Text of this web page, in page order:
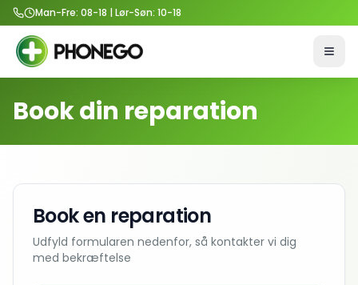
Man-Fre: 08-18 | Lør-Søn: 10-18
Åbn
Book din reparation
Book en reparation
Udfyld formularen nedenfor, så kontakter vi dig
med bekræftelse